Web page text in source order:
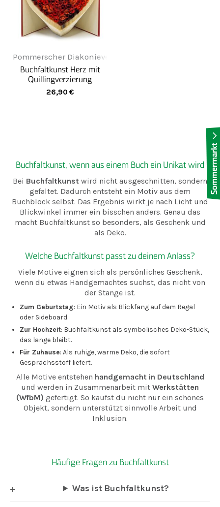
Pommerscher Diakonieverein Greifenwerkstatt
Buchfaltkunst Herz mit
Quillingverzierung
26,90 €
Buchfaltkunst, wenn aus einem Buch ein Unikat wird
Bei Buchfaltkunst wird nicht ausgeschnitten, sondern
gefaltet. Dadurch entsteht ein Motiv aus dem
Buchblock selbst. Das Ergebnis wirkt je nach Licht und
Blickwinkel immer ein bisschen anders. Genau das
macht Buchfaltkunst so besonders, als Geschenk und
als Deko.
Welche Buchfaltkunst passt zu deinem Anlass?
Viele Motive eignen sich als persönliches Geschenk,
wenn du etwas Handgemachtes suchst, das nicht von
der Stange ist.
Zum Geburtstag: Ein Motiv als Blickfang auf dem Regal
oder Sideboard.
Zur Hochzeit: Buchfaltkunst als symbolisches Deko-Stück,
das lange bleibt.
Für Zuhause: Als ruhige, warme Deko, die sofort
Gesprächsstoff liefert.
Alle Motive entstehen handgemacht in Deutschland
und werden in Zusammenarbeit mit Werkstätten
(WfbM) gefertigt. So kaufst du nicht nur ein schönes
Objekt, sondern unterstützt sinnvolle Arbeit und
Inklusion.
Häufige Fragen zu Buchfaltkunst
Was ist Buchfaltkunst?